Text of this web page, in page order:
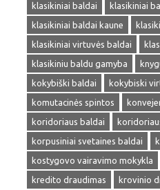
klasikiniai baldai
klasikiniai
klasikiniai baldai kaune
klasikiniai virtuvės baldai
klasikiniu baldu gamyba
kokybiški baldai
kokybiski
komutacinės spintos
koridoriaus baldai
korpusiniai svetaines baldai
kostygovo vairavimo mokykla
kredito draudimas
krovinio